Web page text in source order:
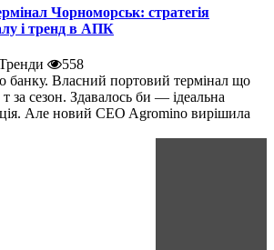
Чорноморськ: стратегія
і тренд в АПК
558
банку. Власний портовий термінал що
за сезон. Здавалось би — ідеальна
Але новий CEO Agromino вирішила